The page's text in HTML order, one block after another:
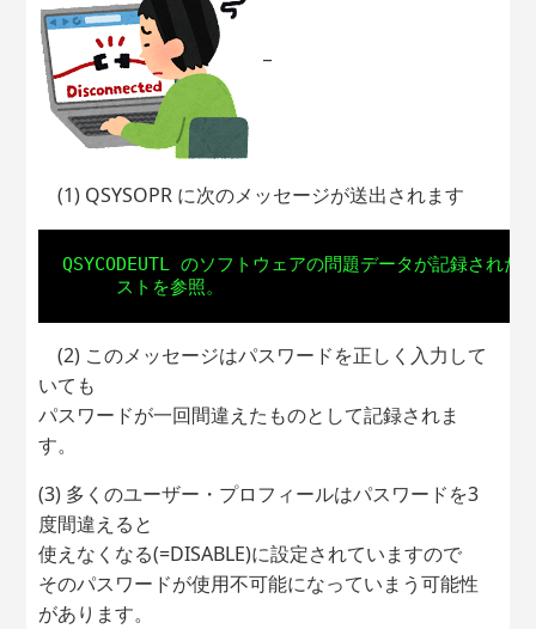
(1) QSYSOPR に次のメッセージが送出されます
QSYCODEUTL のソフトウェアの問題データが記録された
(2) このメッセージはパスワードを正しく入力して
いても
パスワードが一回間違えたものとして記録されま
す。
(3) 多くのユーザー・プロフィールはパスワードを3
度間違えると
使えなくなる(=DISABLE)に設定されていますので
そのパスワードが使用不可能になっていまう可能性
があります。